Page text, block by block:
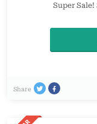
Super Sale!
Share